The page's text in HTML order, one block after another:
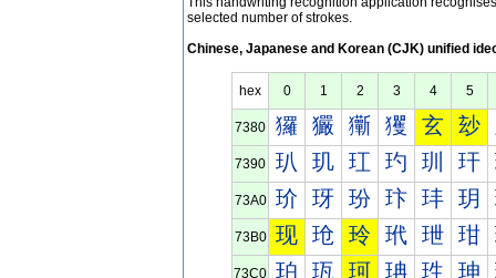
selected number of strokes.
Chinese, Japanese and Korean (CJK) unified
hex 0 1 2 3 4 5
7380 玀 玁 玂 玃 玄 玅
7390 玐 玑 玒 玓 玔 玕
73A0 玠 玡 玢 玣 玤 玥
73B0 现 玱 玲 玳 玴 玵
73C0 珀 珁 珂 珃 珄 珅